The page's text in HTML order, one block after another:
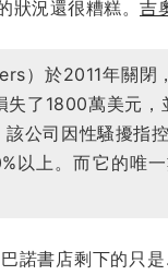
況還很糟糕。 吉
）於2011年關
失了1800萬美元
公司因性騷擾指
以上。而它的唯
諾書店剩下的